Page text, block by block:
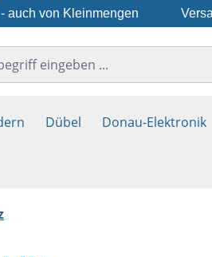
auch von Kleinmengen
Dübel Donau-Elektronik